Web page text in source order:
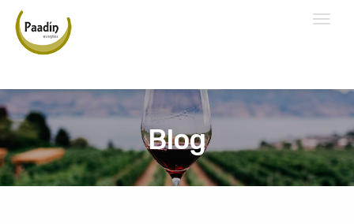
Toggle
Blog